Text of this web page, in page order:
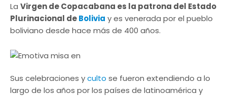
La Virgen de Copacabana es la patrona del Estado
Plurinacional deBolivia y es venerada por el pueblo
boliviano desde hace más de 400 años.
Sus celebraciones yculto se fueron extendiendo a lo
largo de los años por los países de latinoamérica y